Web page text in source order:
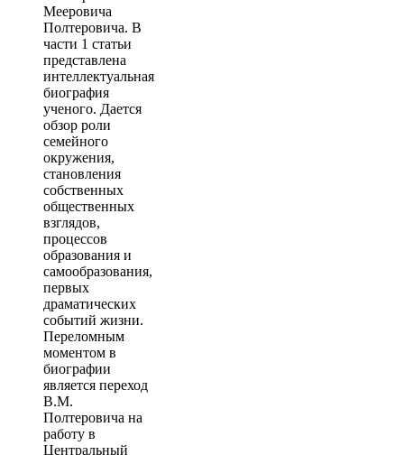
Мееровича
Полтеровича. В
части 1 статьи
представлена
интеллектуальная
биография
ученого. Дается
обзор роли
семейного
окружения,
становления
собственных
общественных
взглядов,
процессов
образования и
самообразования,
первых
драматических
событий жизни.
Переломным
моментом в
биографии
является переход
В.М.
Полтеровича на
работу в
Центральный